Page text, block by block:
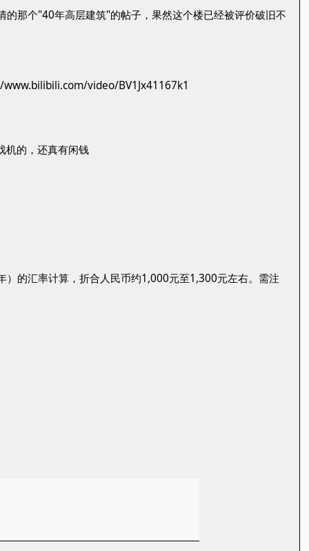
那个"40年高层建筑"的帖子，果然这个楼已经被评价破旧不
www.bilibili.com/video/BV1Jx41167k1
机的，还真有闲钱
的汇率计算，折合人民币约1,000元至1,300元左右。需注